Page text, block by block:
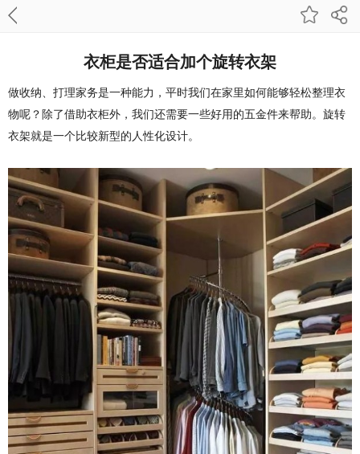
衣柜是否适合加个旋转衣架
做收纳、打理家务是一种能力，平时我们在家里如何能够轻松整理衣
物呢？除了借助衣柜外，我们还需要一些好用的五金件来帮助。旋转
衣架就是一个比较新型的人性化设计。